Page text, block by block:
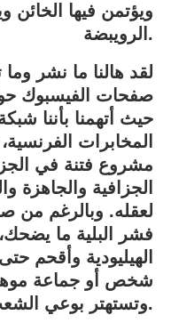
ويؤتمن فيها الخائن
الرويبضة.
لقد هالنا ما نشر
صفحات الفيسبوك
حيث أتهمنا بأننا
المخابرات
مشروع فتنة في
الجزافية والجاهزة
لعقله. وبالرغم من
فشر البلية ما
الهيليودية وأقحم
شخص أو جماعة
وتستهتر بوعي الشعب الجزائري.